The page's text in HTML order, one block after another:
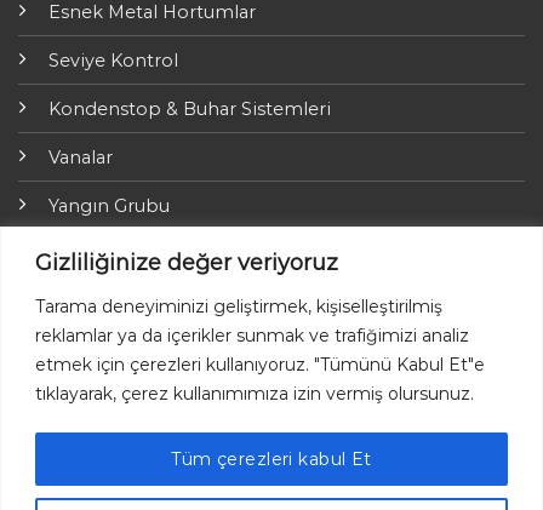
Gizliliğinize değer veriyoruz
Tarama deneyiminizi geliştirmek, kişiselleştirilmiş
reklamlar ya da içerikler sunmak ve trafiğimizi analiz
etmek için çerezleri kullanıyoruz. "Tümünü Kabul Et"e
tıklayarak, çerez kullanımımıza izin vermiş olursunuz.
Tüm çerezleri kabul Et
Esnek Metal Hortumlar
Seviye Kontrol
Kondenstop & Buhar Sistemleri
Vanalar
Yangın Grubu
ARI-Armaturen
Yalıtım Grubu
Online Ödemeler